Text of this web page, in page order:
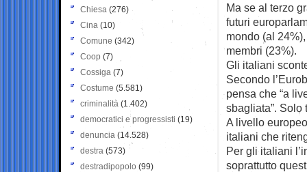
Ma se al terzo
futuri
mondo (al
membri (23%).
Gli italiani
Secondo
pensa che “a
sbagliata”. Solo
A livello
italiani che
Per gli italiani
soprattutto
Chiesa (276)
Cina (10)
Comune (342)
Coop (7)
Cossiga (7)
Costume (5.581)
criminalità (1.402)
democratici e progressisti (19)
denuncia (14.528)
destra (573)
destradipopolo (99)